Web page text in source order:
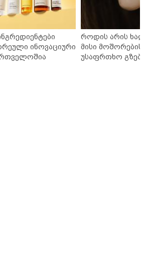
ინოვაციური
როდის არის
მისი მოშორების
უსაფრთხო გზები